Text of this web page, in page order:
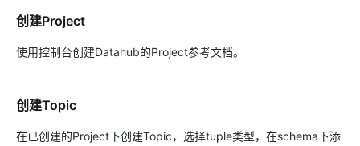
创建Project
使用控制台创建Datahub的Project参考文档。
创建Topic
在已创建的Project下创建Topic，选择tuple类型，在schema下添